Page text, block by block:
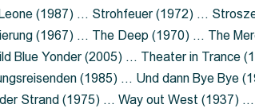
(1987) … Strohfeuer (1972) …
(1967) … The Deep (1970) … The
Blue Yonder (2005) … Theater in Trance
(1985) … Und dann Bye
Strand (1975) … Way out West (1937)